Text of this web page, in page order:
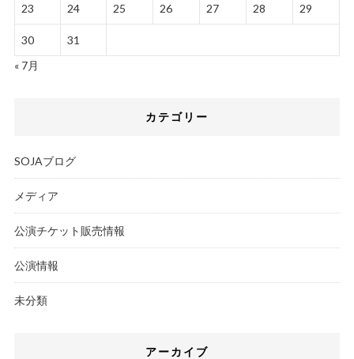
23 24 25 26 27 28 29
30
31
« 7月
カテゴリー
SOJAブログ
メディア
公演チケット販売情報
公演情報
未分類
アーカイブ